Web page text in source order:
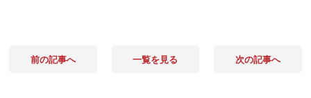
前の記事へ 一覧を見る 次の記事へ